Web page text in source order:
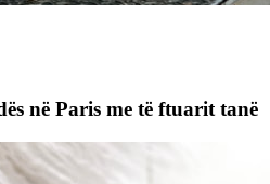
në Paris me të ftuarit tanë